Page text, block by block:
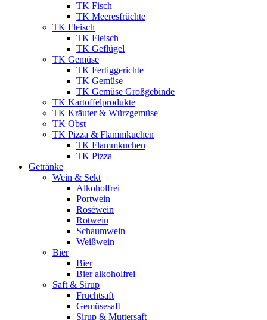
TK Fisch
TK Meeresfrüchte
TK Fleisch
TK Fleisch
TK Geflügel
TK Gemüse
TK Fertiggerichte
TK Gemüse
TK Gemüse Großgebinde
TK Kartoffelprodukte
TK Kräuter & Würzgemüse
TK Obst
TK Pizza & Flammkuchen
TK Flammkuchen
TK Pizza
Getränke
Wein & Sekt
Alkoholfrei
Portwein
Roséwein
Rotwein
Schaumwein
Weißwein
Bier
Bier
Bier alkoholfrei
Saft & Sirup
Fruchtsaft
Gemüsesaft
Sirup & Muttersaft